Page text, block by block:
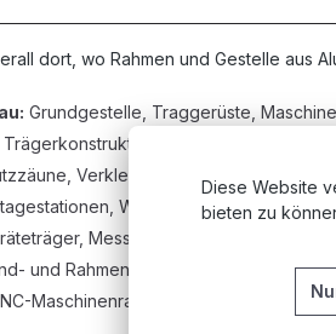
dort, wo Rahmen und Gestelle aus
Grundgestelle, Traggerüste,
Trägerkonstruktionen für Handhabungs-
Verkleidungen, Abschirmungen
Werkbänke, Prüfplätze
Messaufbauten
und Rahmenkonstruktionen
Maschinenrahmen, 3D-Drucker-
Diese Website
bieten zu